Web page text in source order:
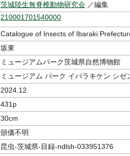
茨城陸生無脊椎動物研究会 ／編集
210001701540000
Catalogue of Insects of Ibaraki
坂東
ミュージアムパーク茨城県自然博物館
ミュージアム パーク イバラキケン シゼ
2024.12
431p
30cm
頒価不明
昆虫-茨城県-目録-ndlsh-033951376